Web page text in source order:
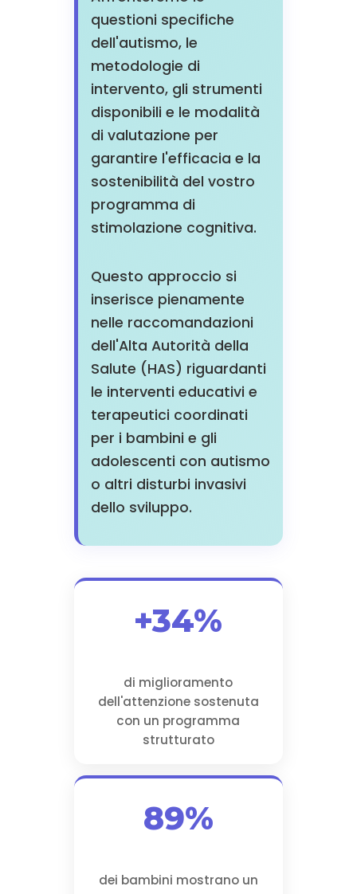
questioni specifiche
dell'autismo, le
metodologie di
intervento, gli strumenti
disponibili e le modalità
di valutazione per
garantire l'efficacia e la
sostenibilità del vostro
programma di
stimolazione cognitiva.
Questo approccio si
inserisce pienamente
nelle raccomandazioni
dell'Alta Autorità della
Salute (HAS) riguardanti
le interventi educativi e
terapeutici coordinati
per i bambini e gli
adolescenti con autismo
o altri disturbi invasivi
dello sviluppo.
+34%
di miglioramento
dell'attenzione sostenuta
con un programma
strutturato
89%
dei bambini mostrano un